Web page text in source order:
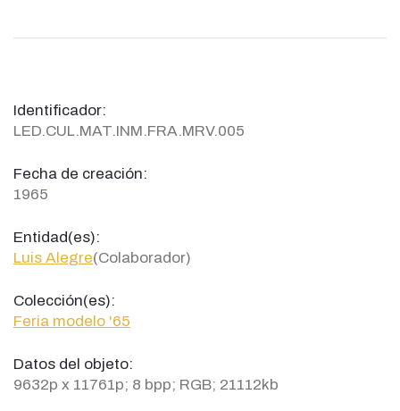
Identificador:
LED.CUL.MAT.INM.FRA.MRV.005
Fecha de creación:
1965
Entidad(es):
Luis Alegre(Colaborador)
Colección(es):
Feria modelo '65
Datos del objeto:
9632p x 11761p; 8 bpp; RGB; 21112kb